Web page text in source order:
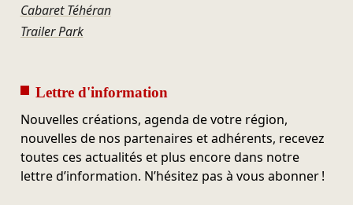
Cabaret Téhéran
Trailer Park
Lettre d'information
Nouvelles créations, agenda de votre région,
nouvelles de nos partenaires et adhérents, recevez
toutes ces actualités et plus encore dans notre
lettre d’information. N’hésitez pas à vous abonner !